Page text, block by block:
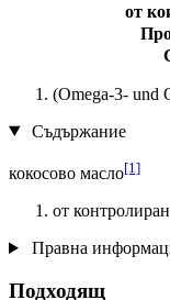
от
(Omega-3- und
Съдържание
кокосово масло[1]
от
Правна
Подходящ